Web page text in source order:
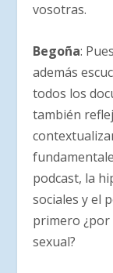
vosotras.
Begoña:
además
todos los
también
podcast, la
sociales y el
primero
sexual?